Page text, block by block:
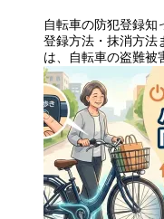
自転車の防犯登録知
登録方法・抹消方法
は、自転車の盗難